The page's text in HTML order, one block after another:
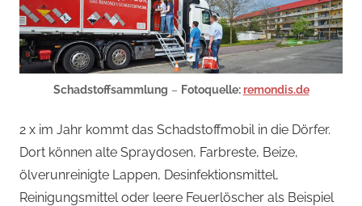
Schadstoffsammlung – Fotoquelle:remondis.de
2 x im Jahr kommt das Schadstoffmobil in die Dörfer.
Dort können alte Spraydosen, Farbreste, Beize,
ölverunreinigte Lappen, Desinfektionsmittel,
Reinigungsmittel oder leere Feuerlöscher als Beispiel